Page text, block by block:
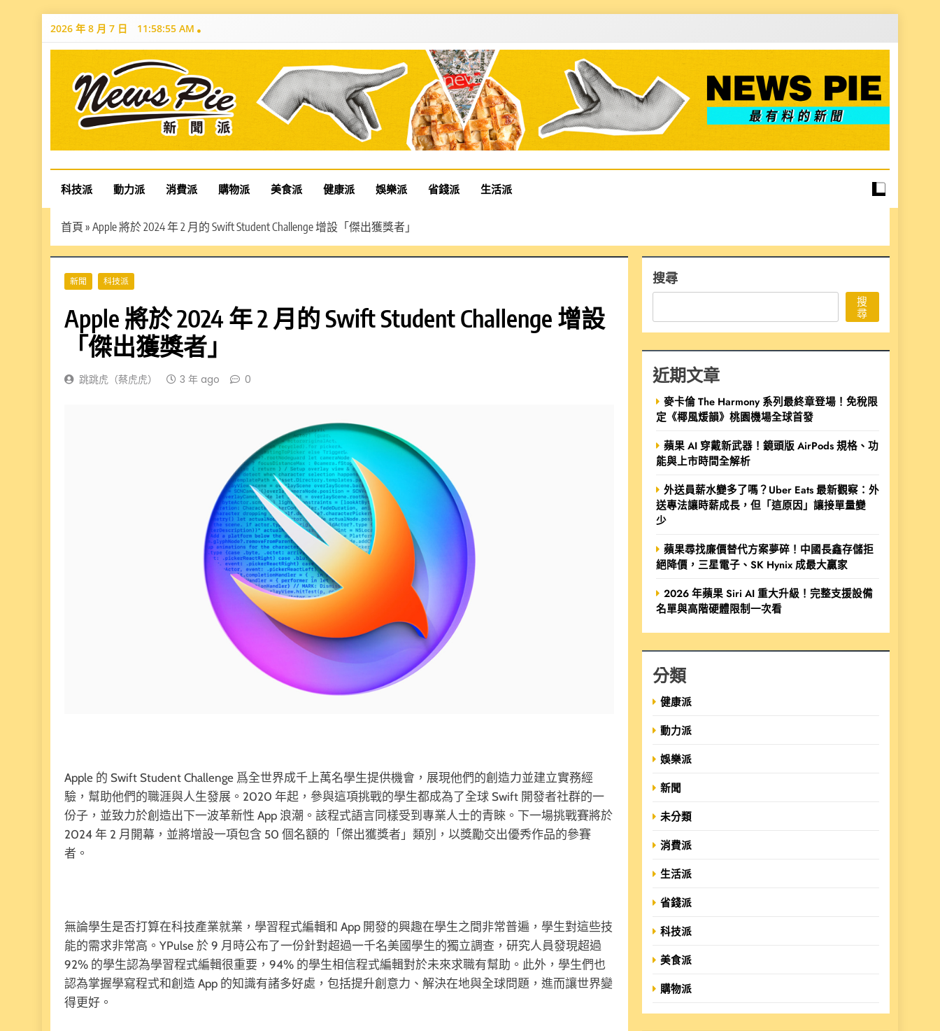
Skip
2026 年 8 月 7 日 11:58:57 AM
News Pie
最有料的新聞
科技派 動力派 消費派 購物派 美食派 健康派 娛樂派 省錢派 生活派
首頁 » Apple 將於 2024 年 2 月的 Swift Student Challenge 增設「傑出獲獎者」
新聞 科技派
Apple 將於 2024 年 2 月的 Swift Student Challenge 增設
「傑出獲獎者」
跳跳虎（蔡虎虎） 3 年 ago 0
Apple 的 Swift Student Challenge 爲全世界成千上萬名學生提供機會，展現他們的創造力並建立實務經
驗，幫助他們的職涯與人生發展。2020 年起，參與這項挑戰的學生都成為了全球 Swift 開發者社群的一
份子，並致力於創造出下一波革新性 App 浪潮。該程式語言同樣受到專業人士的青睞。下一場挑戰賽將於
2024 年 2 月開幕，並將增設一項包含 50 個名額的「傑出獲獎者」類別，以獎勵交出優秀作品的參賽
者。
無論學生是否打算在科技產業就業，學習程式編輯和 App 開發的興趣在學生之間非常普遍，學生對這些技
能的需求非常高。YPulse 於 9 月時公布了一份針對超過一千名美國學生的獨立調查，研究人員發現超過
92% 的學生認為學習程式編輯很重要，94% 的學生相信程式編輯對於未來求職有幫助。此外，學生們也
認為掌握學寫程式和創造 App 的知識有諸多好處，包括提升創意力、解決在地與全球問題，進而讓世界變
得更好。
搜尋
搜
尋
近期文章
麥卡倫 The Harmony 系列最終章登場！免稅限
定《椰風煖韻》桃園機場全球首發
蘋果 AI 穿戴新武器！鏡頭版 AirPods 規格、功
能與上市時間全解析
外送員薪水變多了嗎？Uber Eats 最新觀察：外
送專法讓時薪成長，但「這原因」讓接單量變
少
蘋果尋找廉價替代方案夢碎！中國長鑫存儲拒
絕降價，三星電子、SK Hynix 成最大贏家
2026 年蘋果 Siri AI 重大升級！完整支援設備
名單與高階硬體限制一次看
分類
健康派
動力派
娛樂派
新聞
未分類
消費派
生活派
省錢派
科技派
美食派
購物派